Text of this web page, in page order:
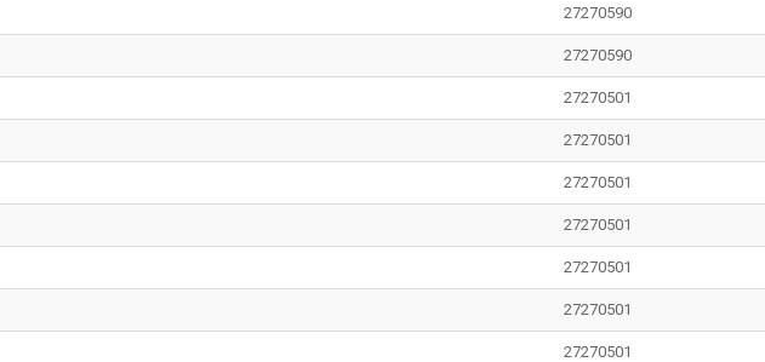
27270590
27270590
27270501
27270501
27270501
27270501
27270501
27270501
27270501